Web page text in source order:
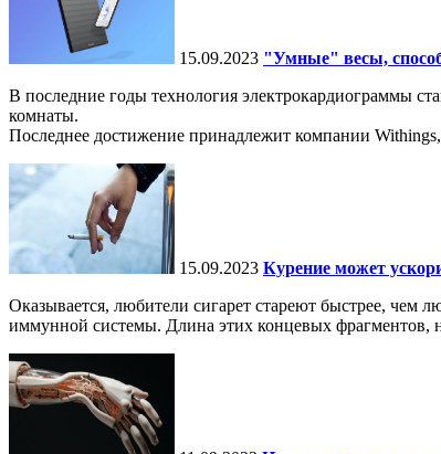
15.09.2023 "Умные" весы,
В последние годы технология электрокардиограммы
комнаты.
Последнее достижение принадлежит компании
15.09.2023 Курение может
Оказывается, любители сигарет стареют быстрее, чем
иммунной системы. Длина этих концевых фрагментов,